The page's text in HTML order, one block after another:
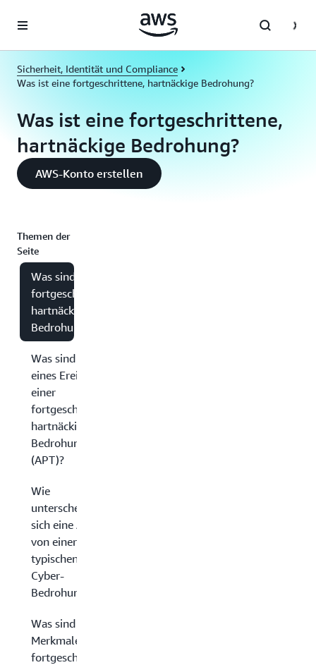
Überspringen zum Hauptinhalt
Sicherheit, Identität und Compliance
Was ist eine fortgeschrittene, hartnäckige Bedrohung?
Was ist eine fortgeschrittene,
hartnäckige Bedrohung?
AWS-Konto erstellen
Themen der
Seite
Was sind
fortgeschrittene,
hartnäckige
Bedrohungen?
Was sind die Ziele
eines Ereignisses
einer
fortgeschrittenen,
hartnäckigen
Bedrohung
(APT)?
Wie
unterscheidet
sich eine APT
von einer
typischen
Cyber-
Bedrohung?
Was sind die
Merkmale einer
fortgeschrittenen,